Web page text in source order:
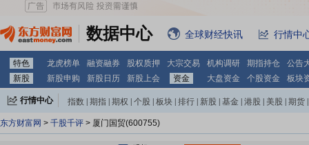
数据中心 全球财经快讯 行情中
特色 龙虎榜单 融资融券 股权质押 大宗交易 机构调研 期指持仓
公告
新股
新股申购 新股日历 新股上会 资金 大盘资金 个股资金 板块
行情中心 指数 期指 期权 个股 板块 排行 新股 基金 港股 美股 期货
东方财富网 > 千股千评 > 厦门国贸(600755)